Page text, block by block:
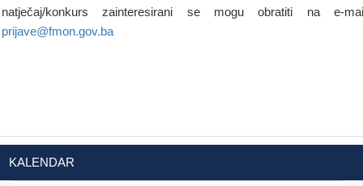
natječaj/konkurs zainteresirani se mogu obratiti na e-
prijave@fmon.gov.ba
KALENDAR